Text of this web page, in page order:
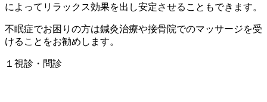
によってリラックス効果を出し安定させることもできます。
不眠症でお困りの方は鍼灸治療や接骨院でのマッサージを受
けることをお勧めします。
１視診・問診